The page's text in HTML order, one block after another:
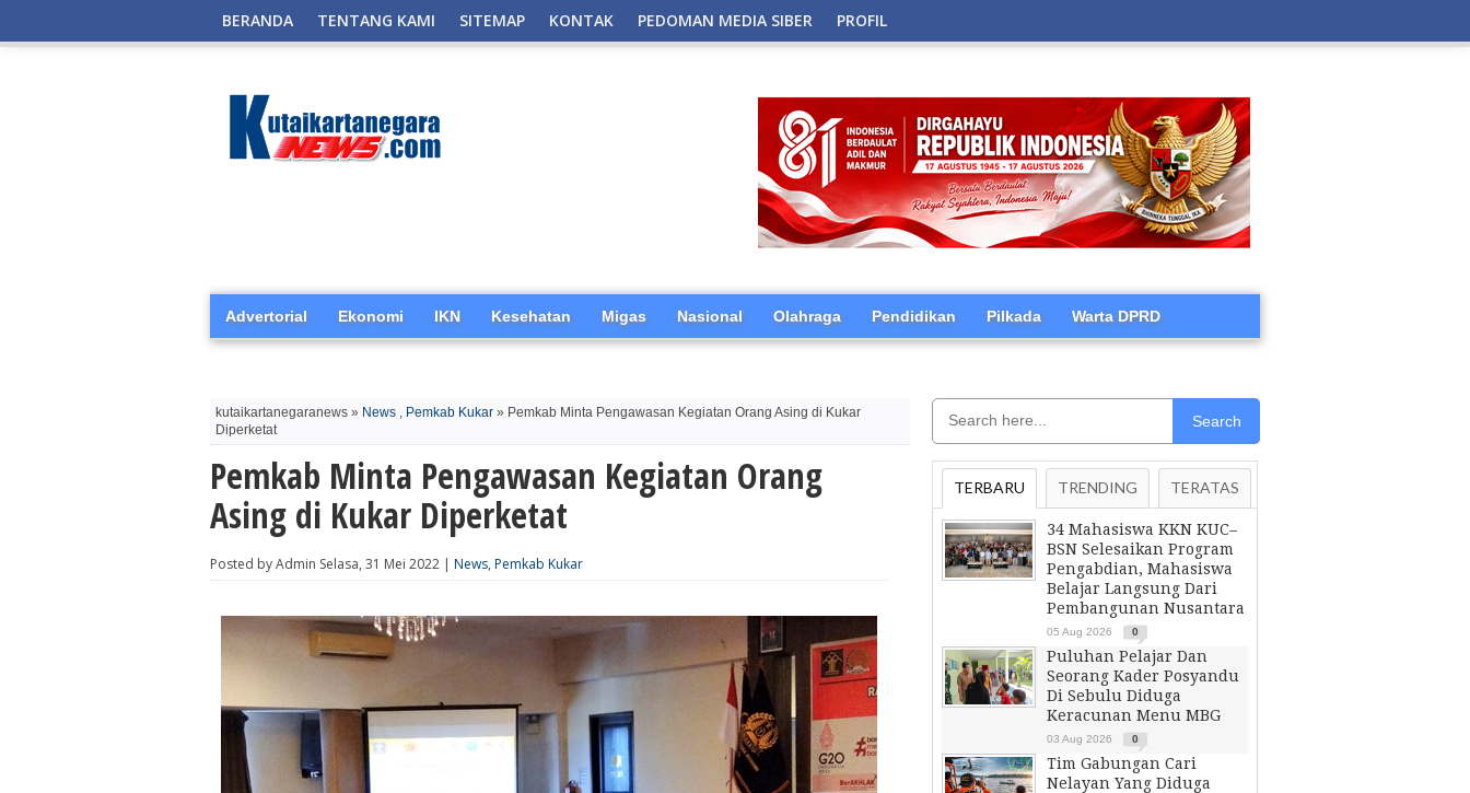
BERANDA TENTANG KAMI SITEMAP KONTAK PEDOMAN MEDIA SIBER PROFIL
Advertorial Ekonomi IKN Kesehatan Migas Nasional Olahraga Pendidikan Pilkada Warta DPRD
kutaikartanegaranews » News , Pemkab Kukar » Pemkab Minta Pengawasan Kegiatan Orang Asing di Kukar
Diperketat
Pemkab Minta Pengawasan Kegiatan Orang
Asing di Kukar Diperketat
Posted by Admin Selasa, 31 Mei 2022 | News, Pemkab Kukar
Search
TERBARU TRENDING TERATAS
34 Mahasiswa KKN KUC–
BSN Selesaikan Program
Pengabdian, Mahasiswa
Belajar Langsung Dari
Pembangunan Nusantara
05 Aug 2026 0
Puluhan Pelajar Dan
Seorang Kader Posyandu
Di Sebulu Diduga
Keracunan Menu MBG
03 Aug 2026 0
Tim Gabungan Cari
Nelayan Yang Diduga